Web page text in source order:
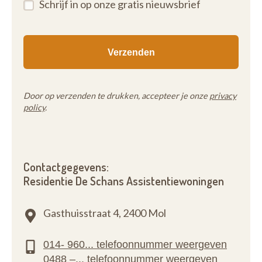
een vrijblijvende persoonlijke rondleiding!
Momenteel zijn er geen woningen te huur maar
laat u vrijblijvend registreren op onze wachtlijst!
De dagprijs begint vanaf € 30,69/dag!
Er zijn nog enkele assistentiewoningen te koop.
Schrijf in op onze gratis nieuwsbrief
Door op verzenden te drukken, accepteer je onze privacy
policy.
Contactgegevens:
Residentie De Schans Assistentiewoningen
Gasthuisstraat 4, 2400 Mol